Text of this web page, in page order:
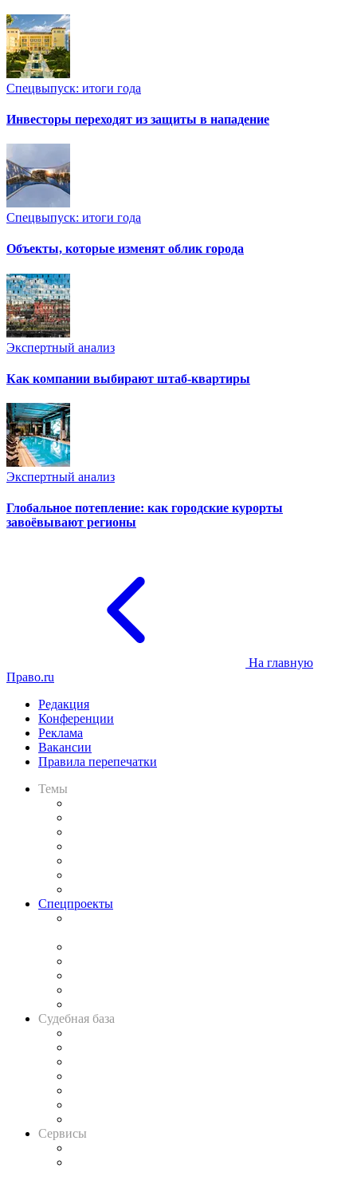
Спецвыпуск: итоги года
Инвесторы переходят из защиты в нападение
Спецвыпуск: итоги года
Объекты, которые изменят облик города
Экспертный анализ
Как компании выбирают штаб-квартиры
Экспертный анализ
Глобальное потепление: как городские курорты
завоёвывают регионы
На главную
Право.ru
Редакция
Конференции
Реклама
Вакансии
Правила перепечатки
Темы
Спецпроекты
Судебная база
Сервисы